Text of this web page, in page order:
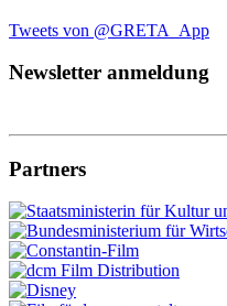
Tweets von @GRETA_App
Newsletter anmeldung
Partners